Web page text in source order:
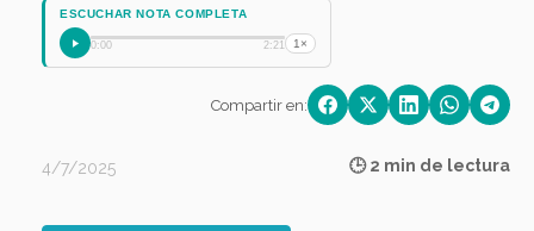
ESCUCHAR NOTA COMPLETA
0:00 2:21 1×
Compartir en:
4/7/2025 🕒 2 min de lectura